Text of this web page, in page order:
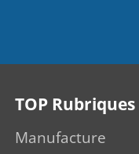
TOP Rubriques
Manufacture